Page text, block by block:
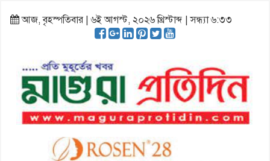
আজ, বৃহস্পতিবার | ৬ই আগস্ট, ২০২৬ খ্রিস্টাব্দ | সন্ধ্যা ৬:৩৩